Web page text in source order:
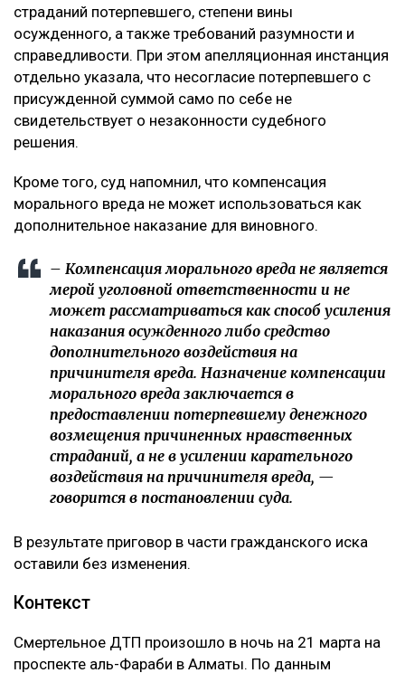
страданий потерпевшего, степени вины
осужденного, а также требований разумности и
справедливости. При этом апелляционная инстанция
отдельно указала, что несогласие потерпевшего с
присужденной суммой само по себе не
свидетельствует о незаконности судебного
решения.
Кроме того, суд напомнил, что компенсация
морального вреда не может использоваться как
дополнительное наказание для виновного.
– Компенсация морального вреда не является
мерой уголовной ответственности и не
может рассматриваться как способ усиления
наказания осужденного либо средство
дополнительного воздействия на
причинителя вреда. Назначение компенсации
морального вреда заключается в
предоставлении потерпевшему денежного
возмещения причиненных нравственных
страданий, а не в усилении карательного
воздействия на причинителя вреда, —
говорится в постановлении суда.
В результате приговор в части гражданского иска
оставили без изменения.
Контекст
Смертельное ДТП произошло в ночь на 21 марта на
проспекте аль-Фараби в Алматы. По данным